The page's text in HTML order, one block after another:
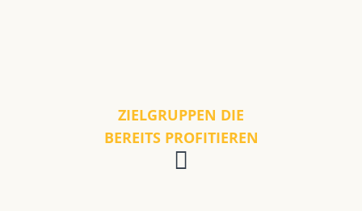
ZIELGRUPPEN DIE
BEREITS PROFITIEREN